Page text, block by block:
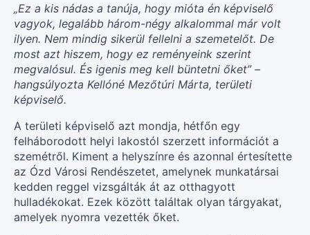
„Ez a kis nádas a tanúja, hogy mióta én képviselő
vagyok, legalább három-négy alkalommal már volt
ilyen. Nem mindig sikerül fellelni a szemetelőt. De
most azt hiszem, hogy ez reményeink szerint
megvalósul. És igenis meg kell büntetni őket” –
hangsúlyozta Kellóné Mezőtúri Márta, területi
képviselő.
A területi képviselő azt mondja, hétfőn egy
felháborodott helyi lakostól szerzett információt a
szemétről. Kiment a helyszínre és azonnal értesítette
az Ózd Városi Rendészetet, amelynek munkatársai
kedden reggel vizsgálták át az otthagyott
hulladékokat. Ezek között találtak olyan tárgyakat,
amelyek nyomra vezették őket.